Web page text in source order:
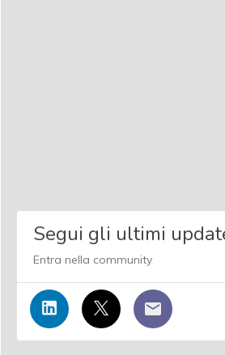
Segui gli ultimi
Entra nella community